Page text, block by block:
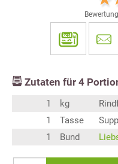
Zutaten für 4
1 kg
1
Tasse
1
Bund